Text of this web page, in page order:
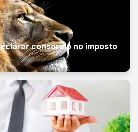
consórcio no imposto